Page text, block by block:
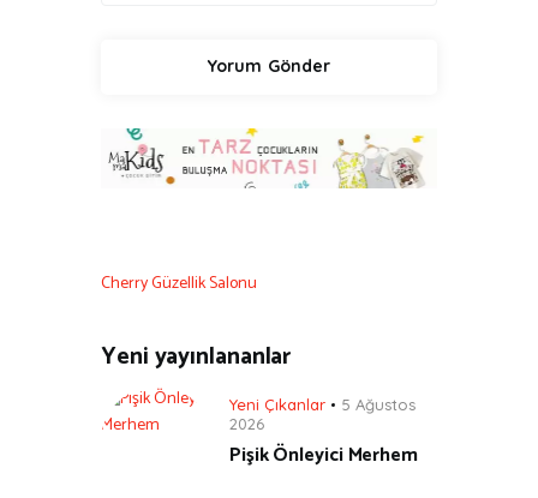
Cherry Güzellik Salonu
Yeni yayınlananlar
Yeni Çıkanlar
5 Ağustos
2026
Pişik Önleyici Merhem